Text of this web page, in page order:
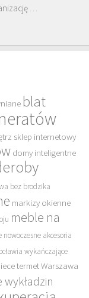
…
blat
sklep internetowy
domy inteligentne
bez brodzika
markizy okienne
meble na
nowoczesne akcesoria
wykańczające
termet Warszawa
wykładzin